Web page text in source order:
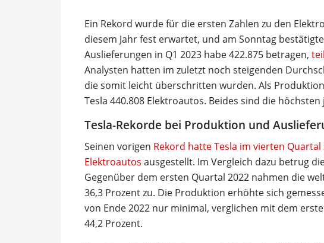
Ein Rekord wurde für die ersten Zahlen zu den
diesem Jahr fest erwartet, und am Sonntag
Auslieferungen in Q1 2023 habe 422.875 betragen,
Analysten hatten im zuletzt noch steigenden
die somit leicht überschritten wurden. Als
Tesla 440.808 Elektroautos. Beides sind die
Tesla-Rekorde bei Produktion und
Seinen vorigen Rekord hatte Tesla im vierten
Elektroautos ausgestellt. Im Vergleich dazu betrug
Gegenüber dem ersten Quartal 2022 nahmen die
36,3 Prozent zu. Die Produktion erhöhte sich
von Ende 2022 nur minimal, verglichen mit dem
44,2 Prozent.